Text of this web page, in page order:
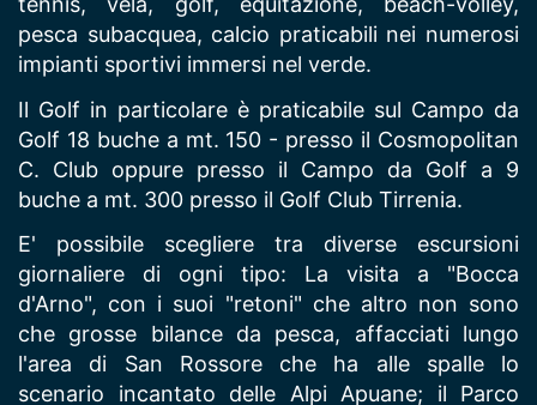
pesca subacquea, calcio praticabili nei numerosi
impianti sportivi immersi nel verde.
Il Golf in particolare è praticabile sul Campo da
Golf 18 buche a mt. 150 - presso il Cosmopolitan
C. Club oppure presso il Campo da Golf a 9
buche a mt. 300 presso il Golf Club Tirrenia.
E' possibile scegliere tra diverse escursioni
giornaliere di ogni tipo: La visita a "Bocca
d'Arno", con i suoi "retoni" che altro non sono
che grosse bilance da pesca, affacciati lungo
l'area di San Rossore che ha alle spalle lo
scenario incantato delle Alpi Apuane; il Parco